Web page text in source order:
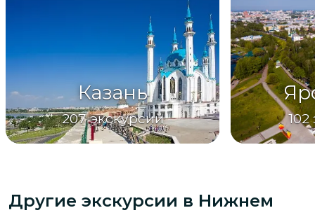
Казань
207 экскурсий 102
Другие экскурсии в Нижнем